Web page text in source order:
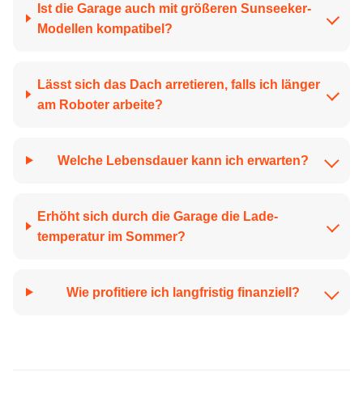
Ist die Garage auch mit größeren Sunseeker-
Modellen kompatibel?
Lässt sich das Dach arretieren, falls ich länger
am Roboter arbeite?
Welche Lebensdauer kann ich erwarten?
Erhöht sich durch die Garage die Lade­
temperatur im Sommer?
Wie profitiere ich langfristig finanziell?